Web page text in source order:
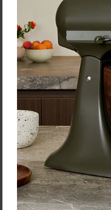
Vložiť do košíka